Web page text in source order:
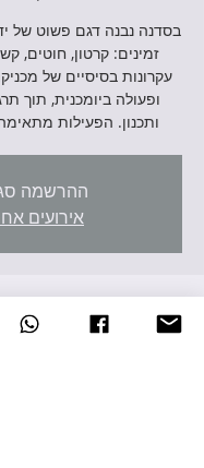
בסדנה נבנה דגם פשוט של
זמינים: קרטון, חוטים,
עקרונות בסיסיים של
ופעולה ביומכנית, תוך
ותכנון. הפעילות
ההרשמה
אירועים